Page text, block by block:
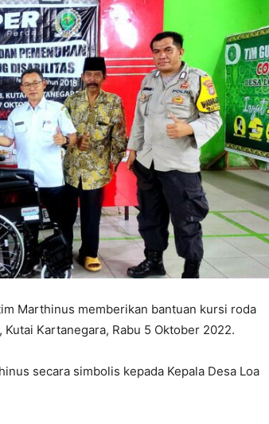
Marthinus memberikan bantuan kursi roda
Kartanegara, Rabu 5 Oktober 2022.
secara simbolis kepada Kepala Desa Loa